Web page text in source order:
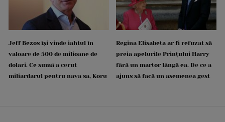
Jeff Bezos își vinde iahtul în
valoare de 500 de milioane de
dolari. Ce sumă a cerut
miliardarul pentru nava sa, Koru
Regina Elisabeta ar fi refuzat să
preia apelurile Prințului Harry
fără un martor lângă ea. De ce a
ajuns să facă un asemenea gest